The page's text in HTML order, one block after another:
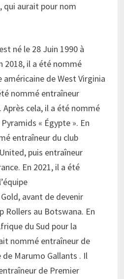
qui aurait pour nom
né le 28 Juin 1990 à
2018, il a été nommé
américaine de West Virginia
nommé entraîneur
Après cela, il a été nommé
« Égypte ». En
entraîneur du club
puis entraîneur
En 2021, il a été
avant de devenir
Rollers au Botswana. En
du Sud pour la
nommé entraîneur de
de Marumo Gallants . Il
de Premier